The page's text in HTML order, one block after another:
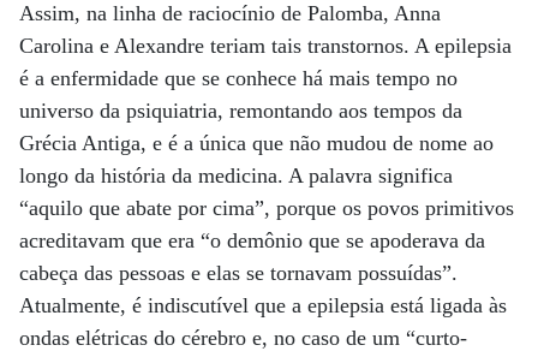
Assim, na linha de raciocínio de Palomba, Anna
Carolina e Alexandre teriam tais transtornos. A epilepsia
é a enfermidade que se conhece há mais tempo no
universo da psiquiatria, remontando aos tempos da
Grécia Antiga, e é a única que não mudou de nome ao
longo da história da medicina. A palavra significa
“aquilo que abate por cima”, porque os povos primitivos
acreditavam que era “o demônio que se apoderava da
cabeça das pessoas e elas se tornavam possuídas”.
Atualmente, é indiscutível que a epilepsia está ligada às
ondas elétricas do cérebro e, no caso de um “curto-